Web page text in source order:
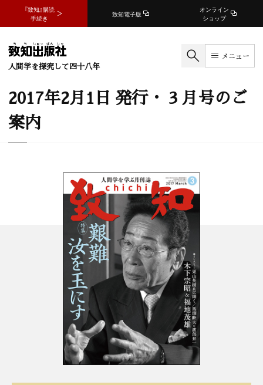
『致知』購読
手続き
致知電子版
オンライン
ショップ
人間学を探究して四十八年
メニュー
2017年2月1日 発行・ 3 月号のご
案内